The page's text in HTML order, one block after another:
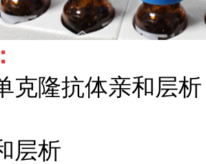
克隆抗体亲和层析
层析